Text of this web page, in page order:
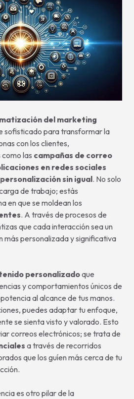
del marketing
sofisticado para transformar la
con los clientes,
las campañas de correo
en redes sociales
sin igual. No solo
de trabajo; estás
en que se moldean los
. A través de procesos de
que cada interacción sea un
más personalizada y significativa
personalizadoque
y comportamientos únicos de
al alcance de tus manos.
puedes adaptar tu enfoque,
se sienta visto y valorado. Esto
correos electrónicos; se trata de
a través de recorridos
que los guíen más cerca de tu
es otro pilar de la